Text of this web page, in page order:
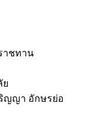
าชทาน
ย
ญญา อักษรย่อ